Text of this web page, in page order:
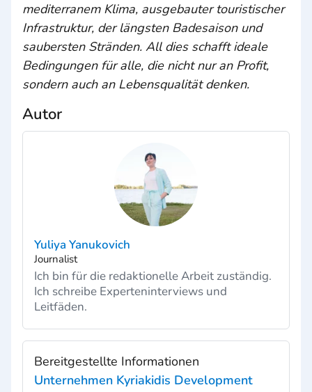
mediterranem Klima, ausgebauter touristischer
Infrastruktur, der längsten Badesaison und
saubersten Stränden. All dies schafft ideale
Bedingungen für alle, die nicht nur an Profit,
sondern auch an Lebensqualität denken.
Autor
Yuliya Yanukovich
Journalist
Ich bin für die redaktionelle Arbeit zuständig.
Ich schreibe Experteninterviews und
Leitfäden.
Bereitgestellte Informationen
Unternehmen Kyriakidis Development